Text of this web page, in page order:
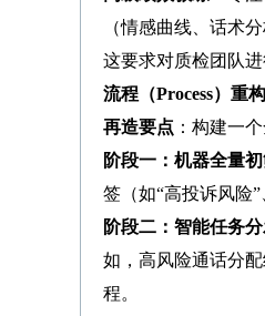
（情感曲线、话术分
这要求对质检团队
流程（Process）重
再造要点 ：构建一
阶段一：机器全量
签（如“高投诉风险
阶段二：智能任务
如，高风险通话分
程。